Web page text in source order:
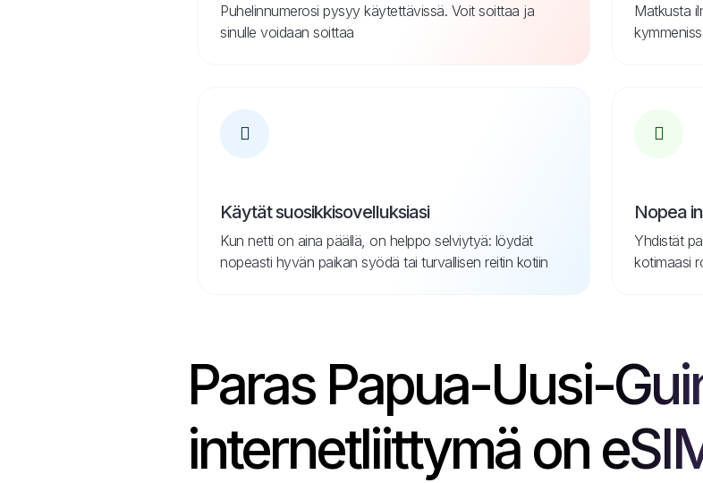
Puhelinnumerosi pysyy käytettävissä. Voit soittaa ja
sinulle voidaan soittaa
Matkusta
Käytät suosikkisovelluksiasi
Kun netti on aina päällä, on helppo selviytyä: löydät
nopeasti hyvän paikan syödä tai turvallisen reitin kotiin
Nopea
Yhdistät
kotimaasi
Paras Papua-Uusi-
internetliittymä on